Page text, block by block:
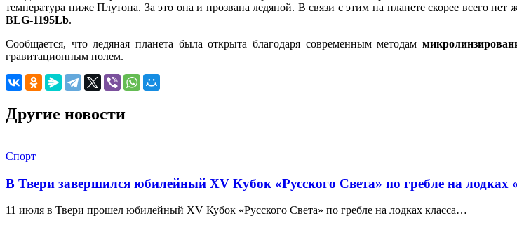
температура ниже Плутона. За это она и прозвана ледяной. В связи с этим на планете скорее всего
BLG-1195Lb.
Сообщается, что ледяная планета была открыта благодаря современным методам
гравитационным полем.
Другие новости
Спорт
В Твери завершился юбилейный XV Кубок «Русского Света» по гребле на лодках
11 июля в Твери прошел юбилейный XV Кубок «Русского Света» по гребле на лодках класса…